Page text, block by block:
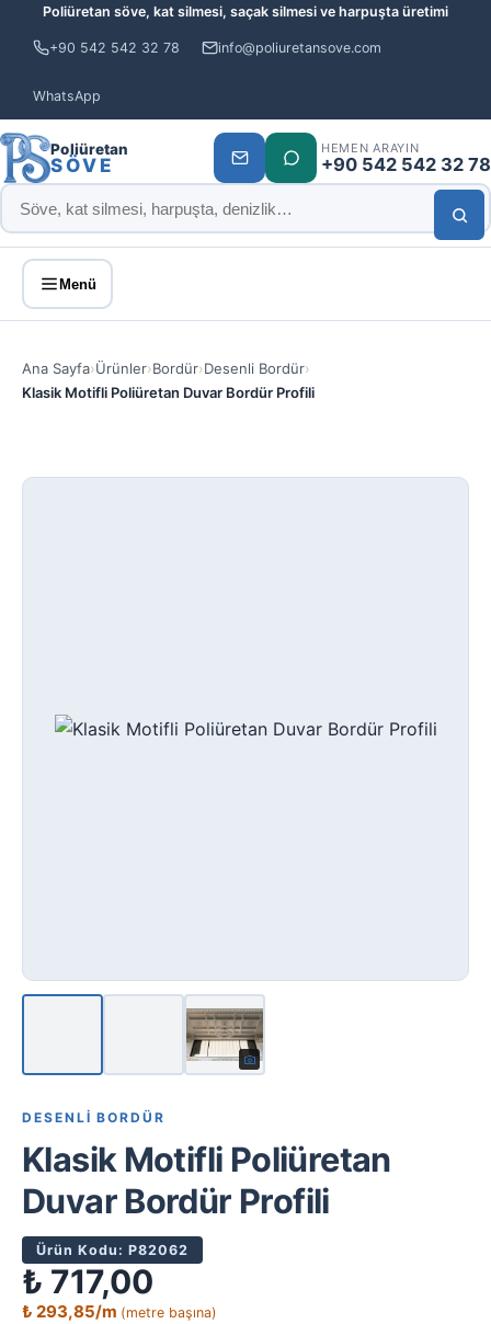
Poliüretan söve, kat silmesi, saçak silmesi ve harpuşta üretimi
+90 542 542 32 78 info@poliuretansove.com
WhatsApp
Poliüretan
SÖVE
HEMEN ARAYIN
+90 542 542 32 78
Menü
Ana Sayfa›Ürünler›Bordür›Desenli Bordür›
Klasik Motifli Poliüretan Duvar Bordür Profili
DESENLI BORDÜR
Klasik Motifli Poliüretan
Duvar Bordür Profili
Ürün Kodu: P82062
₺ 717,00
₺ 293,85/m (metre başına)